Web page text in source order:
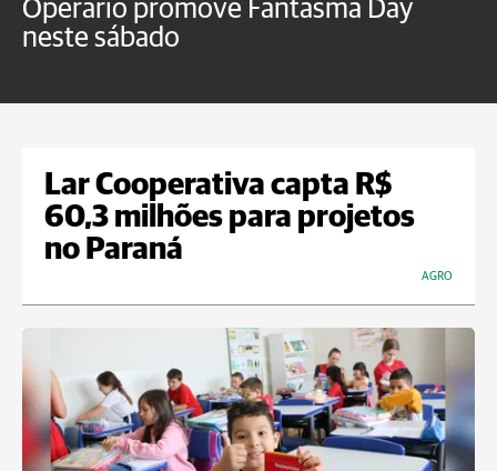
Operário promove Fantasma Day
neste sábado
Lar Cooperativa capta R$
60,3 milhões para projetos
no Paraná
AGRO